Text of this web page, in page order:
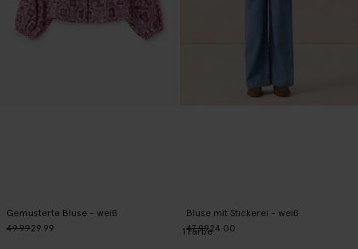
Gemusterte Bluse - weiß
49.9929.99
Bluse mit Stickerei - weiß
47.9924.00
1Farbe